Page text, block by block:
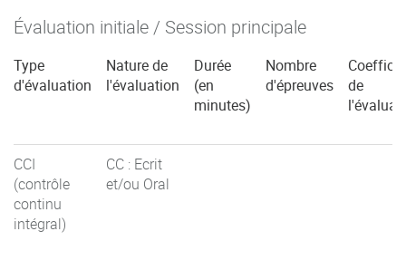
Évaluation initiale / Session principale
Type
d'évaluation
Nature de
l'évaluation
Durée
(en
minutes)
Nombre
d'épreuves
de
CCI
(contrôle
continu
intégral)
CC : Ecrit
et/ou Oral